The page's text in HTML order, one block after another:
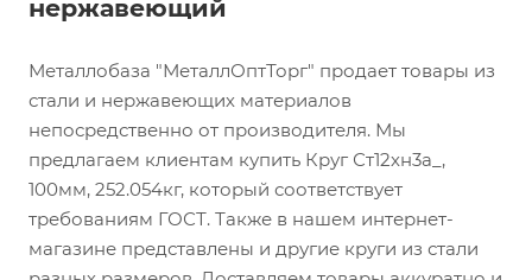
нержавеющий
Металлобаза "МеталлОптТорг" продает товары из
стали и нержавеющих материалов
непосредственно от производителя. Мы
предлагаем клиентам купить Круг Ст12хн3а_,
100мм, 252.054кг, который соответствует
требованиям ГОСТ. Также в нашем интернет-
магазине представлены и другие круги из стали